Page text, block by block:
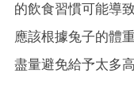
的飲食習慣可能導
應該根據兔子的體
盡量避免給予太多